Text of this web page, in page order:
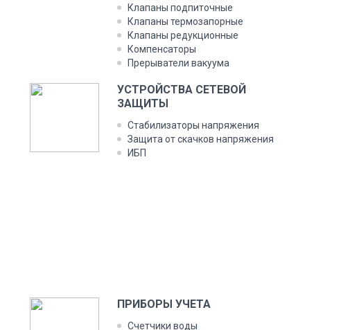
Клапаны подпиточные
Клапаны термозапорные
Клапаны редукционные
Компенсаторы
Прерыватели вакуума
УСТРОЙСТВА СЕТЕВОЙ
ЗАЩИТЫ
Стабилизаторы напряжения
Защита от скачков напряжения
ИБП
ПРИБОРЫ УЧЕТА
Счетчики воды